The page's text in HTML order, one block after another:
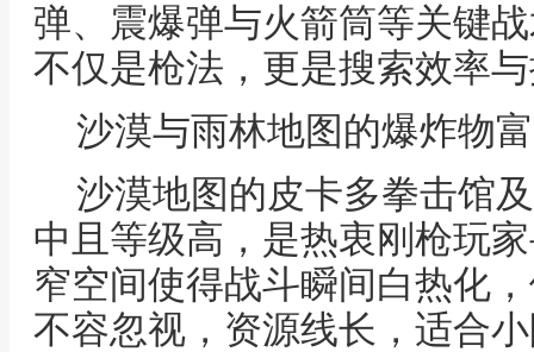
弹、震爆弹与火箭筒等关键
不仅是枪法，更是搜索效率
沙漠与雨林地图的爆炸物
沙漠地图的皮卡多拳击馆
中且等级高，是热衷刚枪玩
窄空间使得战斗瞬间白热化
不容忽视，资源线长，适合